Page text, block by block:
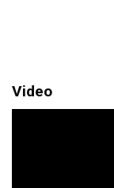
Video